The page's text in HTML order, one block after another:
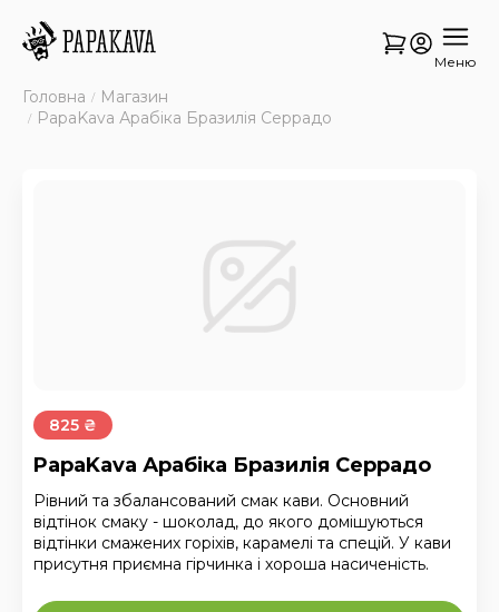
Меню
Головна
Магазин
PapaKava Арабіка Бразилія Серрадо
825 ₴
PapaKava Арабіка Бразилія Серрадо
Рівний та збалансований смак кави. Основний
відтінок смаку - шоколад, до якого домішуються
відтінки смажених горіхів, карамелі та спецій. У кави
присутня приємна гірчинка і хороша насиченість.